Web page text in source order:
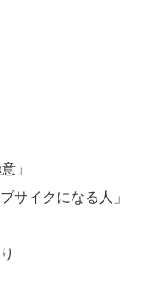
」
サイクになる人」